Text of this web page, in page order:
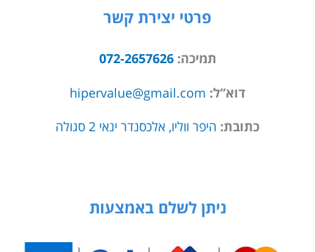
פרטי יצירת קשר
תמיכה:072-2657626
דוא”ל: hipervalue@gmail.com
כתובת: היפר ווליו, אלכסנדר ינאי 2 סגולה
ניתן לשלם באמצעות